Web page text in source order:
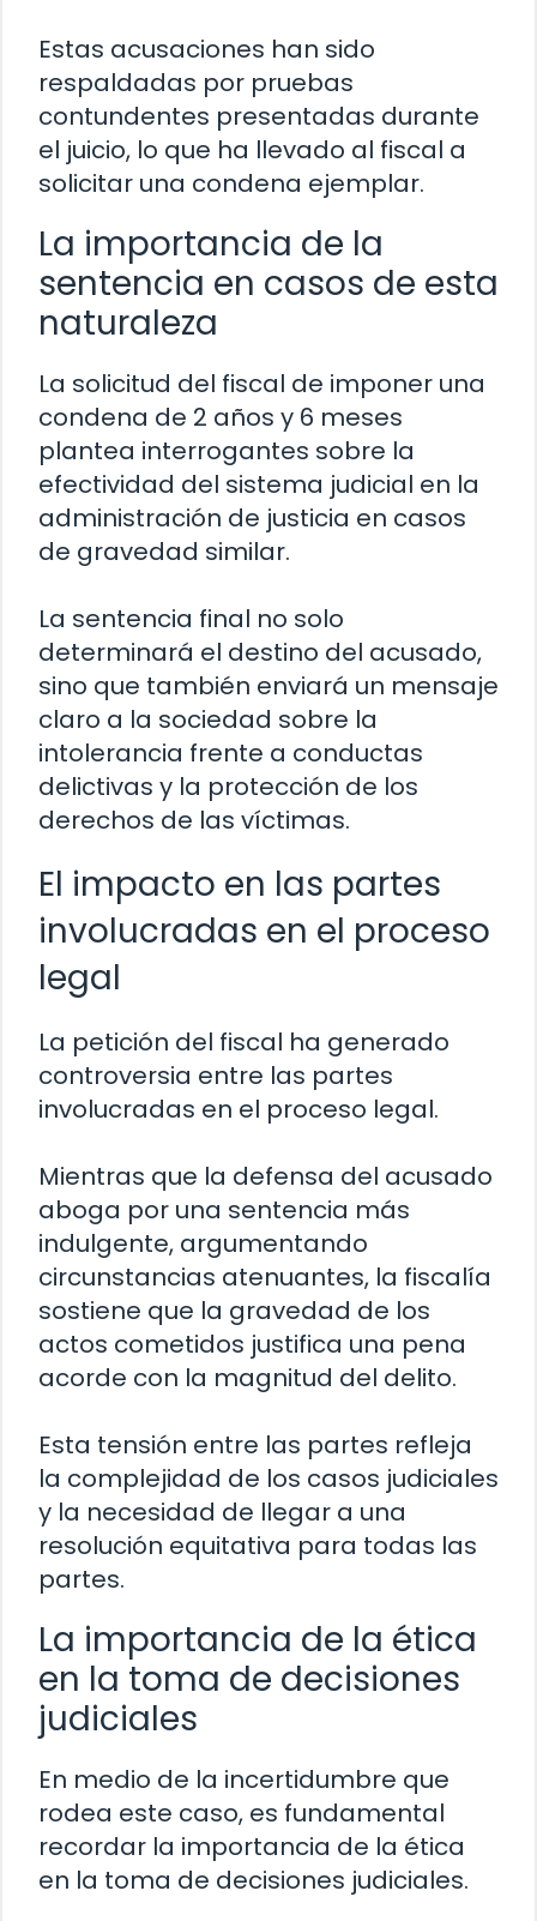
Estas acusaciones han sido
respaldadas por pruebas
contundentes presentadas durante
el juicio, lo que ha llevado al fiscal a
solicitar una condena ejemplar.
La importancia de la
sentencia en casos de esta
naturaleza
La solicitud del fiscal de imponer una
condena de 2 años y 6 meses
plantea interrogantes sobre la
efectividad del sistema judicial en la
administración de justicia en casos
de gravedad similar.
La sentencia final no solo
determinará el destino del acusado,
sino que también enviará un mensaje
claro a la sociedad sobre la
intolerancia frente a conductas
delictivas y la protección de los
derechos de las víctimas.
El impacto en las partes
involucradas en el proceso
legal
La petición del fiscal ha generado
controversia entre las partes
involucradas en el proceso legal.
Mientras que la defensa del acusado
aboga por una sentencia más
indulgente, argumentando
circunstancias atenuantes, la fiscalía
sostiene que la gravedad de los
actos cometidos justifica una pena
acorde con la magnitud del delito.
Esta tensión entre las partes refleja
la complejidad de los casos judiciales
y la necesidad de llegar a una
resolución equitativa para todas las
partes.
La importancia de la ética
en la toma de decisiones
judiciales
En medio de la incertidumbre que
rodea este caso, es fundamental
recordar la importancia de la ética
en la toma de decisiones judiciales.